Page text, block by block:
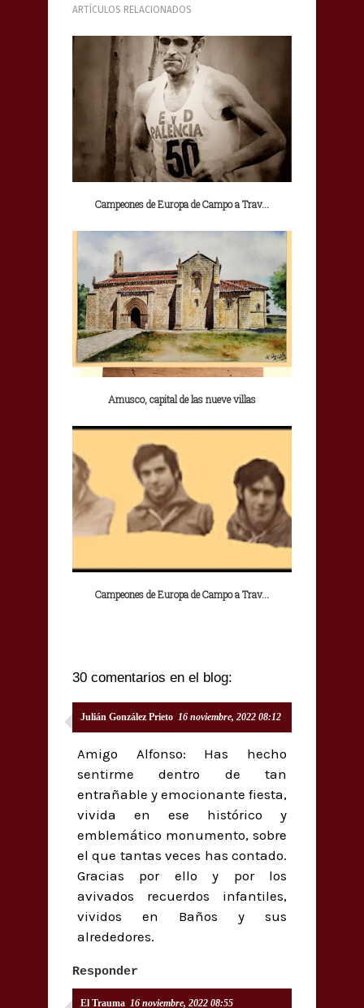
ARTÍCULOS RELACIONADOS
Campeones de Europa de Campo a Trav...
Amusco, capital de las nueve villas
Campeones de Europa de Campo a Trav...
30 comentarios en el blog:
Julián González Prieto 16 noviembre, 2022 08:12
Amigo Alfonso: Has hecho
sentirme dentro de tan
entrañable y emocionante fiesta,
vivida en ese histórico y
emblemático monumento, sobre
el que tantas veces has contado.
Gracias por ello y por los
avivados recuerdos infantiles,
vividos en Baños y sus
alrededores.
Responder
El Trauma 16 noviembre, 2022 08:55